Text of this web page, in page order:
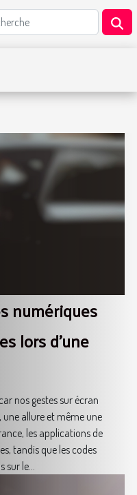
numériques
lors d’une
nos gestes sur écran
allure et même une
les applications de
tandis que les codes
le...